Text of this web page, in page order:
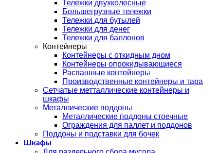
Тележки двухколесные
Большегрузные тележки
Тележки для бутылей
Тележки для денег
Тележки для баллонов
Контейнеры
Контейнеры с откидным дном
Контейнеры опрокидывающиеся
Распашные контейнеры
Производственные контейнеры и тара
Сетчатые метталлические контейнеры и
шкафы
Металлические поддоны
Металлические поддоны стоечные
Ограждения для паллет и поддонов
Поддоны и подставки для бочек
Шкафы